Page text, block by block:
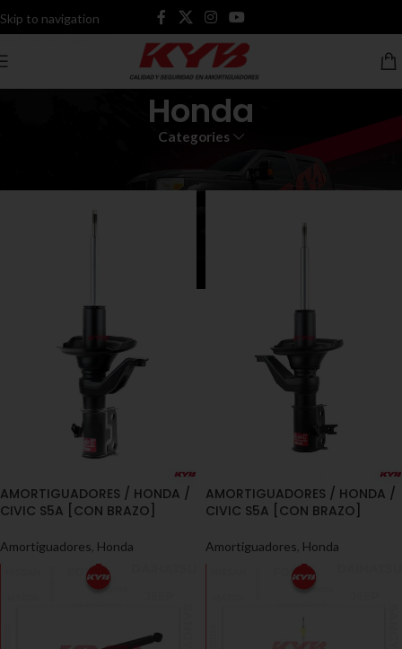
Skip to navigation
Skip to main content
Honda
Categories
AMORTIGUADORES / HONDA /
CIVIC S5A [CON BRAZO]
Amortiguadores Honda
AMORTIGUADORES / HONDA /
CIVIC S5A [CON BRAZO]
Amortiguadores Honda